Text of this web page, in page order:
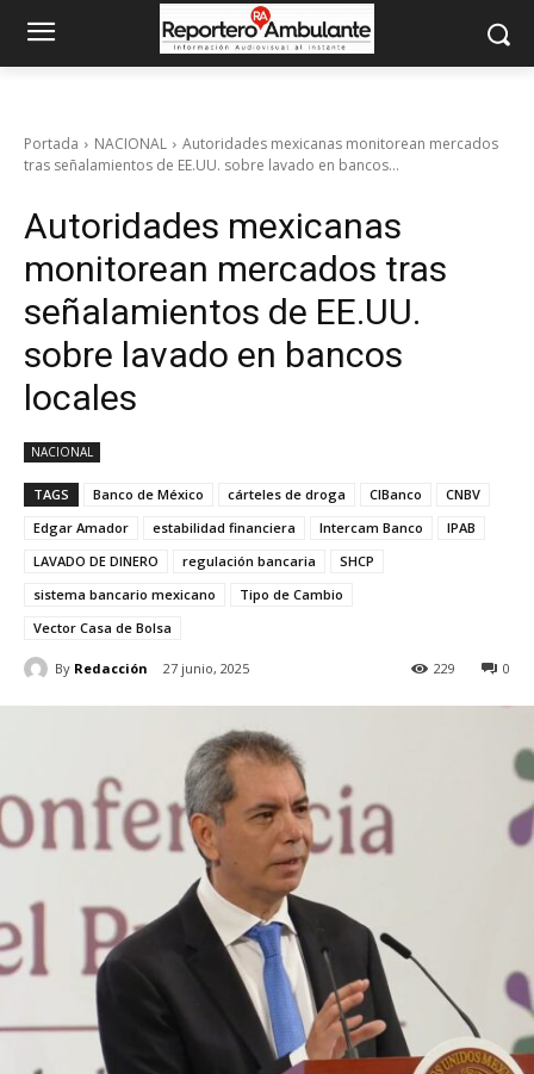
Portada NACIONAL
Autoridades mexicanas monitorean mercados
tras señalamientos de EE.UU. sobre lavado en bancos...
Autoridades mexicanas
monitorean mercados tras
señalamientos de EE.UU.
sobre lavado en bancos
locales
NACIONAL
TAGS Banco de México cárteles de droga CIBanco
CNBV
Edgar Amador
estabilidad financiera Intercam Banco
IPAB
LAVADO DE DINERO
regulación bancaria
SHCP
sistema bancario mexicano
Tipo de Cambio
Vector Casa de Bolsa
By Redacción 27 junio, 2025 0
229